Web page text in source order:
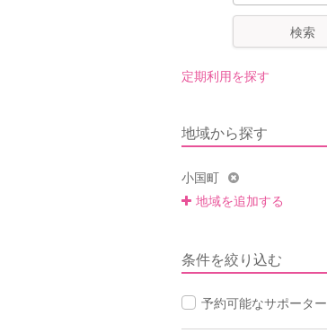
検索
定期利用を探す
地域から探す
小国町
地域を追加する
条件を絞り込む
予約可能なサポーター